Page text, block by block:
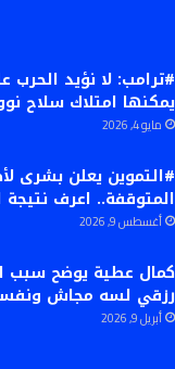
#ترامب: لا نؤيد الحرب
يمكنها امتلاك سلاح
مايو 4, 2026
#التموين يعلن بشرى
المتوقفة.. اعرف نتيجة
أغسطس 9, 2026
كمال عطية يوضح سبب
رزقي لسه مجاش
أبريل 9, 2026